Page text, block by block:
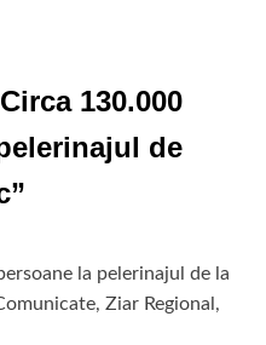
Circa 130.000
de
”
la pelerinajul de la
Ziar Regional,